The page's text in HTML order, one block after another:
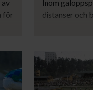
av
för
Inom
distanser och
kortare och
vi på